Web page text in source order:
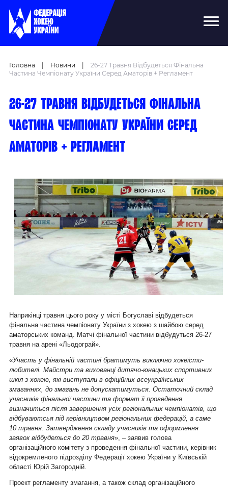
Головна Новини
26-27 Травня Відбудеться Фінальна
Частина Чемпіонату України Серед Аматорів + Регламент
26-27 травня відбудеться фінальна
частина чемпіонату України серед
аматорів + Регламент
Наприкінці травня цього року у місті Богуславі відбудеться
фінальна частина чемпіонату України з хокею з шайбою серед
аматорських команд. Матчі фінальної частини відбудуться 26-27
травня на арені «Льодограй».
«Участь у фінальній частині братимуть виключно хокеїсти-
любителі. Майстри та вихованці дитячо-юнацьких спортивних
шкіл з хокею, які виступали в офіційних всеукраїнських
змаганнях, до змагань не допускатимуться. Остаточний склад
учасників фінальної частини та формат її проведення
визначиться після завершення усіх регіональних чемпіонатів, що
відбуваютсья під керівництвом регіональних федерацій, а саме
10 травня. Затвердження складу учасників та оформлення
заявок відбудеться до 20 травня», – заявив голова
організаційного комітету з проведення фінальної частини, керівник
відокремленого підрозділу Федерації хокею України у Київській
області Юрій Загородній.
Проект регламенту змагання, а також склад організаційного